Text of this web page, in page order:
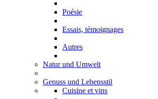
Poésie
Essais, témoignages
Autres
Natur und Umwelt
Genuss und Lebensstil
Cuisine et vins